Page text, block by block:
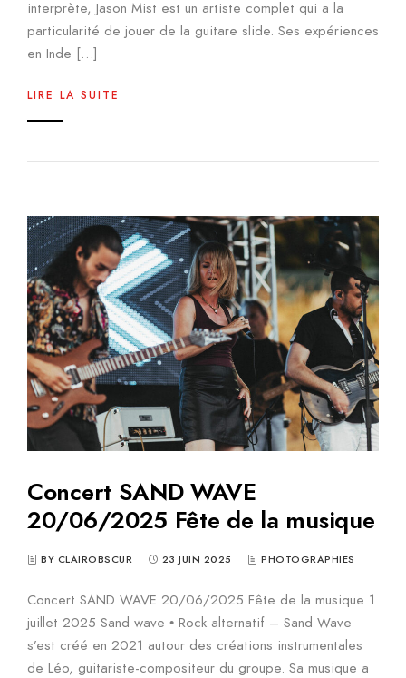
interprète, Jason Mist est un artiste complet qui a la
particularité de jouer de la guitare slide. Ses expériences
en Inde […]
LIRE LA SUITE
Concert SAND WAVE
20/06/2025 Fête de la musique
BY CLAIROBSCUR 23 JUIN 2025 PHOTOGRAPHIES
Concert SAND WAVE 20/06/2025 Fête de la musique 1
juillet 2025 Sand wave • Rock alternatif – Sand Wave
s’est créé en 2021 autour des créations instrumentales
de Léo, guitariste-compositeur du groupe. Sa musique a